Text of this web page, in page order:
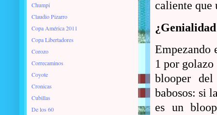
caliente que
Empezando
1 por
blooper
babosos: si
es un
Chumpi
Claudio Pizarro
Copa América 2011
Copa Libertadores
Corozo
Correcaminos
Coyote
Cronicas
Cubillas
De los 60